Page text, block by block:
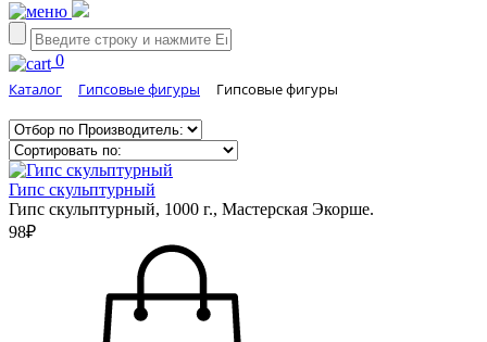
0
Каталог Гипсовые фигуры Гипсовые фигуры
Гипс скульптурный
Гипс скульптурный, 1000 г., Мастерская Экорше.
98₽